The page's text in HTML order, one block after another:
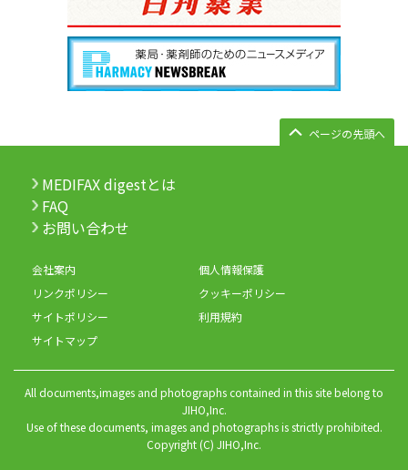
ページの先頭へ
MEDIFAX digestとは
FAQ
お問い合わせ
会社案内
個人情報保護
リンクポリシー
クッキーポリシー
サイトポリシー
利用規約
サイトマップ
All documents,images and photographs contained in this site belong to
JIHO,Inc.
Use of these documents, images and photographs is strictly prohibited.
Copyright (C) JIHO,Inc.